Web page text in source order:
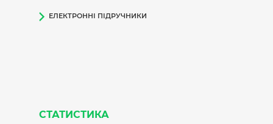
ЕЛЕКТРОННІ ПІДРУЧНИКИ
СТАТИСТИКА